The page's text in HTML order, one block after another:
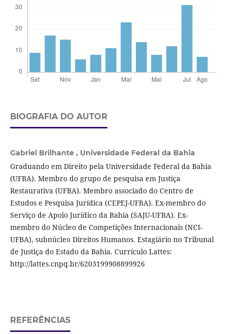
BIOGRAFIA DO AUTOR
Gabriel Brilhante , Universidade Federal da Bahia
Graduando em Direito pela Universidade Federal da Bahia
(UFBA). Membro do grupo de pesquisa em Justiça
Restaurativa (UFBA). Membro associado do Centro de
Estudos e Pesquisa Jurídica (CEPEJ-UFBA). Ex-membro do
Serviço de Apoio Jurídico da Bahia (SAJU-UFBA). Ex-
membro do Núcleo de Competições Internacionais (NCI-
UFBA), subnúcleo Direitos Humanos. Estagiário no Tribunal
de Justiça do Estado da Bahia. Currículo Lattes:
http://lattes.cnpq.br/6203199908899926
REFERÊNCIAS